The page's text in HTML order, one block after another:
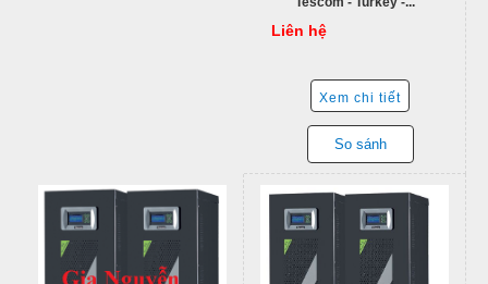
Liên hệ
Xem chi tiết
So sánh